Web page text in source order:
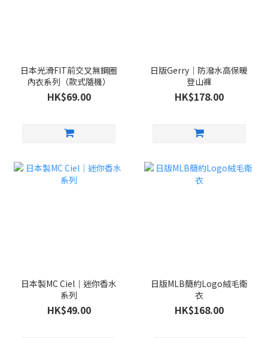
日本光滑FIT前交叉無鋼圈
內衣系列（款式隨機）
HK$69.00
日版Gerry｜防潑水高保暖
登山褲
HK$178.00
日本製MC Ciel｜迷你香水
系列
HK$49.00
日版MLB簡約Logo絨毛衛
衣
HK$168.00